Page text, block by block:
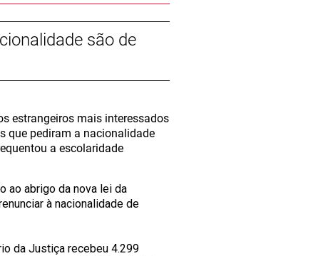
são de
estrangeiros mais interessados
que pediram a nacionalidade
a escolaridade
ao abrigo da nova lei da
à nacionalidade de
da Justiça recebeu 4.299